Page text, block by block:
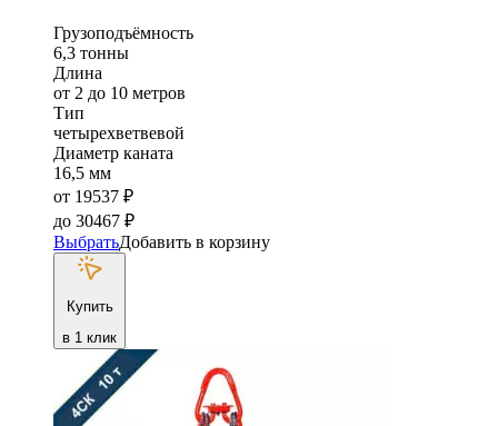
Грузоподъёмность
6,3 тонны
Длина
от 2 до 10 метров
Тип
четырехветвевой
Диаметр каната
16,5 мм
от 19537 ₽
до 30467 ₽
ВыбратьДобавить в корзину
Купить
в 1 клик